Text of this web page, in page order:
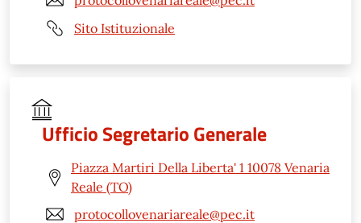
Sito Istituzionale
Ufficio Segretario Generale
Piazza Martiri Della Liberta' 1 10078 Venaria
Reale (TO)
protocollovenariareale@pec.it